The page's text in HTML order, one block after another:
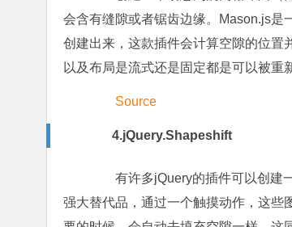
会含有缝隙或者锯齿边缘。Mason.js是
创建出来，这款插件会计算空隙的位置
以及布局是流式还是固定都是可以被重
Source
4.jQuery.Shapeshift
有许多jQuery的插件可以创建一
强大替代品，通过一个触摸动作，这些